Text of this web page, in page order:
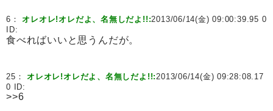
6：オレオレ!オレだよ、名無しだよ!!:2013/06/14(金) 09:00:39.95 0
ID:
食べればいいと思うんだが。
25：オレオレ!オレだよ、名無しだよ!!:2013/06/14(金) 09:28:08.17
0 ID:
>>6